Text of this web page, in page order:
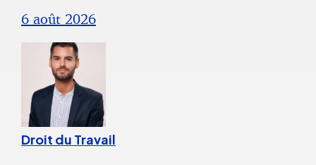
6 août 2026
Droit du Travail